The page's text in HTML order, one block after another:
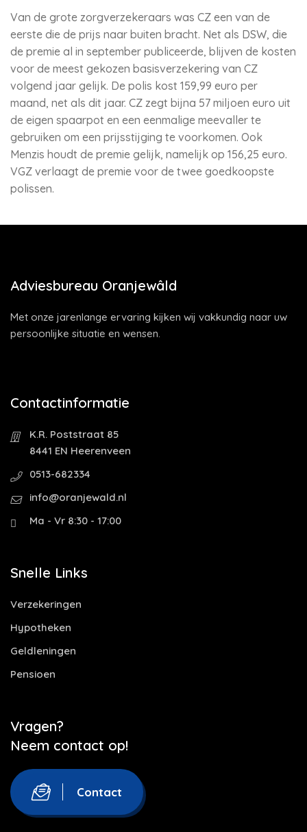
Van de grote zorgverzekeraars was CZ een van de
eerste die de prijs naar buiten bracht. Net als DSW, die
de premie al in september publiceerde, blijven de kosten
voor de meest gekozen basisverzekering van CZ
volgend jaar gelijk. De polis kost 159,99 euro per
maand, net als dit jaar. CZ zegt bijna 57 miljoen euro uit
de eigen spaarpot en een eenmalige meevaller te
gebruiken om een prijsstijging te voorkomen. Ook
Menzis houdt de premie gelijk, namelijk op 156,25 euro.
VGZ verlaagt de premie voor de twee goedkoopste
polissen.
Adviesbureau Oranjewâld
Met onze jarenlange ervaring kijken wij vakkundig naar uw
persoonlijke situatie en wensen.
Contactinformatie
K.R. Poststraat 85
8441 EN Heerenveen
0513-682334
info@oranjewald.nl
Ma - Vr 8:30 - 17:00
Snelle Links
Verzekeringen
Hypotheken
Geldleningen
Pensioen
Vragen?
Neem contact op!
Contact